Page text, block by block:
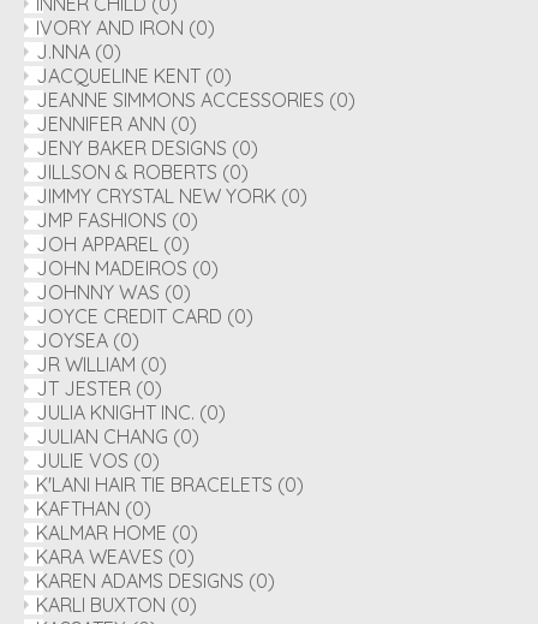
IVORY AND IRON (0)
J.NNA (0)
JACQUELINE KENT (0)
JEANNE SIMMONS ACCESSORIES (0)
JENNIFER ANN (0)
JENY BAKER DESIGNS (0)
JILLSON & ROBERTS (0)
JIMMY CRYSTAL NEW YORK (0)
JMP FASHIONS (0)
JOH APPAREL (0)
JOHN MADEIROS (0)
JOHNNY WAS (0)
JOYCE CREDIT CARD (0)
JOYSEA (0)
JR WILLIAM (0)
JT JESTER (0)
JULIA KNIGHT INC. (0)
JULIAN CHANG (0)
JULIE VOS (0)
K'LANI HAIR TIE BRACELETS (0)
KAFTHAN (0)
KALMAR HOME (0)
KARA WEAVES (0)
KAREN ADAMS DESIGNS (0)
KARLI BUXTON (0)